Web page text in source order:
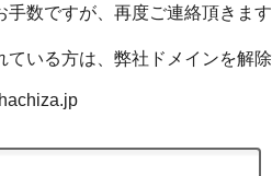
数ですが、再度ご連絡頂きます
ている方は、弊社ドメインを解除